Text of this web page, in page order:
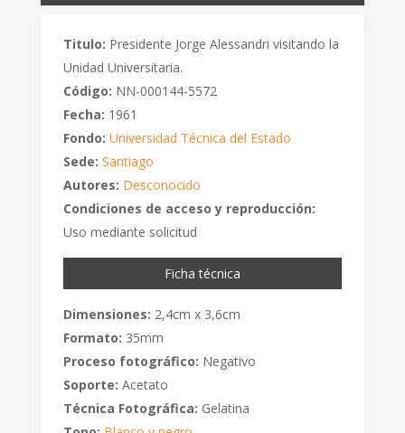
Titulo: Presidente Jorge Alessandri visitando la
Unidad Universitaria.
Código: NN-000144-5572
Fecha: 1961
Fondo: Universidad Técnica del Estado
Sede: Santiago
Autores: Desconocido
Condiciones de acceso y reproducción:
Uso mediante solicitud
Ficha técnica
Dimensiones: 2,4cm x 3,6cm
Formato: 35mm
Proceso fotográfico: Negativo
Soporte: Acetato
Técnica Fotográfica: Gelatina